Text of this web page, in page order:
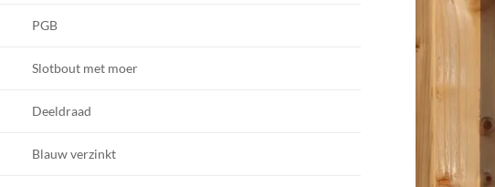
PGB
Slotbout met moer
Deeldraad
Blauw verzinkt